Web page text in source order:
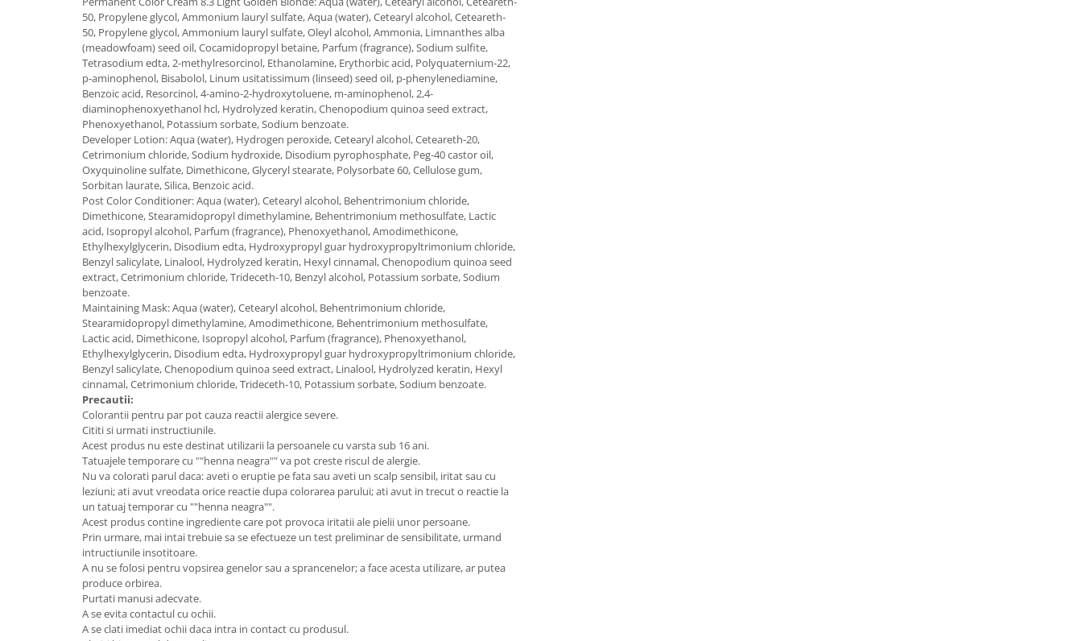
50, Propylene glycol, Ammonium lauryl sulfate, Aqua (water), Cetearyl alcohol, Ceteareth-
50, Propylene glycol, Ammonium lauryl sulfate, Oleyl alcohol, Ammonia, Limnanthes alba
(meadowfoam) seed oil, Cocamidopropyl betaine, Parfum (fragrance), Sodium sulfite,
Tetrasodium edta, 2-methylresorcinol, Ethanolamine, Erythorbic acid, Polyquaternium-22,
p-aminophenol, Bisabolol, Linum usitatissimum (linseed) seed oil, p-phenylenediamine,
Benzoic acid, Resorcinol, 4-amino-2-hydroxytoluene, m-aminophenol, 2,4-
diaminophenoxyethanol hcl, Hydrolyzed keratin, Chenopodium quinoa seed extract,
Phenoxyethanol, Potassium sorbate, Sodium benzoate.
Developer Lotion: Aqua (water), Hydrogen peroxide, Cetearyl alcohol, Ceteareth-20,
Cetrimonium chloride, Sodium hydroxide, Disodium pyrophosphate, Peg-40 castor oil,
Oxyquinoline sulfate, Dimethicone, Glyceryl stearate, Polysorbate 60, Cellulose gum,
Sorbitan laurate, Silica, Benzoic acid.
Post Color Conditioner: Aqua (water), Cetearyl alcohol, Behentrimonium chloride,
Dimethicone, Stearamidopropyl dimethylamine, Behentrimonium methosulfate, Lactic
acid, Isopropyl alcohol, Parfum (fragrance), Phenoxyethanol, Amodimethicone,
Ethylhexylglycerin, Disodium edta, Hydroxypropyl guar hydroxypropyltrimonium chloride,
Benzyl salicylate, Linalool, Hydrolyzed keratin, Hexyl cinnamal, Chenopodium quinoa seed
extract, Cetrimonium chloride, Trideceth-10, Benzyl alcohol, Potassium sorbate, Sodium
benzoate.
Maintaining Mask: Aqua (water), Cetearyl alcohol, Behentrimonium chloride,
Stearamidopropyl dimethylamine, Amodimethicone, Behentrimonium methosulfate,
Lactic acid, Dimethicone, Isopropyl alcohol, Parfum (fragrance), Phenoxyethanol,
Ethylhexylglycerin, Disodium edta, Hydroxypropyl guar hydroxypropyltrimonium chloride,
Benzyl salicylate, Chenopodium quinoa seed extract, Linalool, Hydrolyzed keratin, Hexyl
cinnamal, Cetrimonium chloride, Trideceth-10, Potassium sorbate, Sodium benzoate.
Precautii:
Colorantii pentru par pot cauza reactii alergice severe.
Cititi si urmati instructiunile.
Acest produs nu este destinat utilizarii la persoanele cu varsta sub 16 ani.
Tatuajele temporare cu ""henna neagra"" va pot creste riscul de alergie.
Nu va colorati parul daca: aveti o eruptie pe fata sau aveti un scalp sensibil, iritat sau cu
leziuni; ati avut vreodata orice reactie dupa colorarea parului; ati avut in trecut o reactie la
un tatuaj temporar cu ""henna neagra"".
Acest produs contine ingrediente care pot provoca iritatii ale pielii unor persoane.
Prin urmare, mai intai trebuie sa se efectueze un test preliminar de sensibilitate, urmand
intructiunile insotitoare.
A nu se folosi pentru vopsirea genelor sau a sprancenelor; a face acesta utilizare, ar putea
produce orbirea.
Purtati manusi adecvate.
A se evita contactul cu ochii.
A se clati imediat ochii daca intra in contact cu produsul.